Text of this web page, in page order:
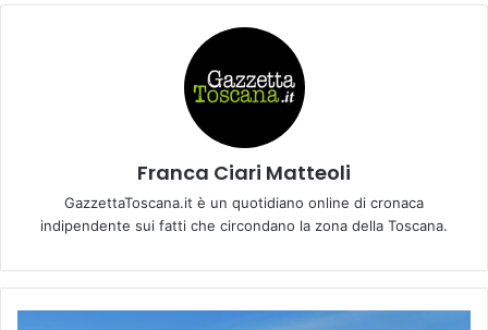
Franca Ciari Matteoli
GazzettaToscana.it è un quotidiano online di cronaca
indipendente sui fatti che circondano la zona della Toscana.